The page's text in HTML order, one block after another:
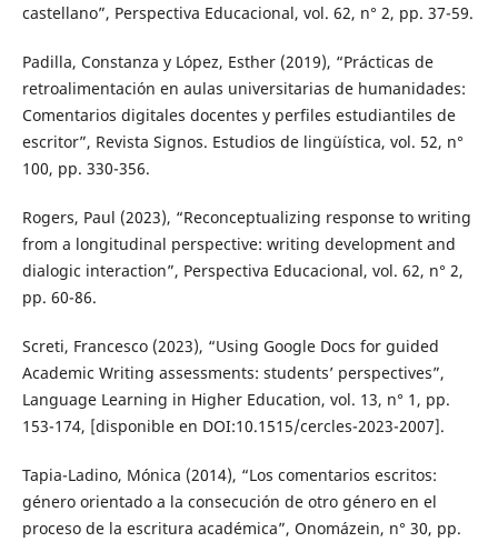
castellano”, Perspectiva Educacional, vol. 62, n° 2, pp. 37-59.
Padilla, Constanza y López, Esther (2019), “Prácticas de
retroalimentación en aulas universitarias de humanidades:
Comentarios digitales docentes y perfiles estudiantiles de
escritor”, Revista Signos. Estudios de lingüística, vol. 52, n°
100, pp. 330-356.
Rogers, Paul (2023), “Reconceptualizing response to writing
from a longitudinal perspective: writing development and
dialogic interaction”, Perspectiva Educacional, vol. 62, n° 2,
pp. 60-86.
Screti, Francesco (2023), “Using Google Docs for guided
Academic Writing assessments: students’ perspectives”,
Language Learning in Higher Education, vol. 13, n° 1, pp.
153-174, [disponible en DOI:10.1515/cercles-2023-2007].
Tapia-Ladino, Mónica (2014), “Los comentarios escritos:
género orientado a la consecución de otro género en el
proceso de la escritura académica”, Onomázein, n° 30, pp.